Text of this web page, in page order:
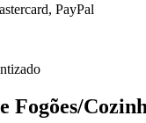
PayPal
Fogões/